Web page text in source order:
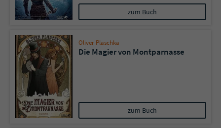
zum Buch
Oliver Plaschka
Die Magier von Montparnasse
zum Buch